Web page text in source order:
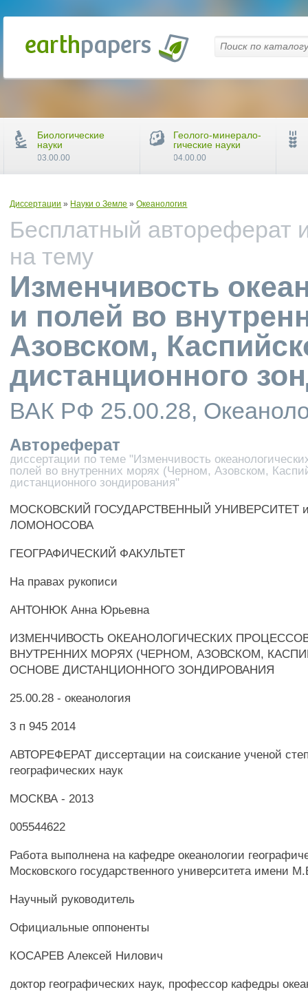
Диссертации » Науки о Земле »Океанология
Бесплатный автореферат
на тему
Изменчивость
и полей во
Азовском,
дистанционного
ВАК РФ 25.00.28,
Автореферат
диссертации по теме "Изменчивость
полей во внутренних морях (Черном, Азовском,
дистанционного зондирования"
МОСКОВСКИЙ ГОСУДАРСТВЕННЫЙ УНИВЕРСИТЕТ
ЛОМОНОСОВА
ГЕОГРАФИЧЕСКИЙ ФАКУЛЬТЕТ
На правах рукописи
АНТОНЮК Анна Юрьевна
ИЗМЕНЧИВОСТЬ ОКЕАНОЛОГИЧЕСКИХ
ВНУТРЕННИХ МОРЯХ (ЧЕРНОМ, АЗОВСКОМ,
ОСНОВЕ ДИСТАНЦИОННОГО ЗОНДИРОВАНИЯ
25.00.28 - океанология
3 п 945 2014
АВТОРЕФЕРАТ диссертации на соискание ученой
географических наук
МОСКВА - 2013
005544622
Работа выполнена на кафедре океанологии
Московского государственного университета имени
Научный руководитель
Официальные оппоненты
КОСАРЕВ Алексей Нилович
доктор географических наук, профессор кафедры
Биологические
науки
03.00.00
Геолого-минерало-
гические науки
04.00.00